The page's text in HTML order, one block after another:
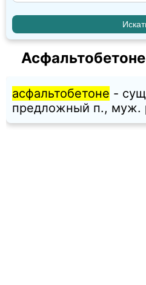
асфальтобетоне -
предложный п., муж.